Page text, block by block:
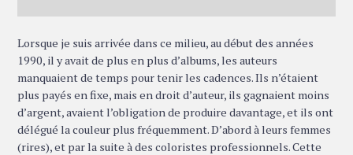
Lorsque je suis arrivée dans ce milieu, au début des années
1990, il y avait de plus en plus d’albums, les auteurs
manquaient de temps pour tenir les cadences. Ils n’étaient
plus payés en fixe, mais en droit d’auteur, ils gagnaient moins
d’argent, avaient l’obligation de produire davantage, et ils ont
délégué la couleur plus fréquemment. D’abord à leurs femmes
(rires), et par la suite à des coloristes professionnels. Cette